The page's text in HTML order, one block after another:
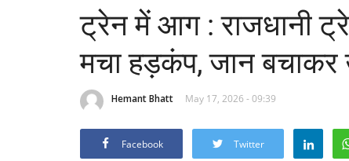
ट्रेन में आग : राजधानी
मचा हड़कंप, जान बचाकर
Hemant Bhatt May 17, 2026 - 09:39
Facebook Twitter